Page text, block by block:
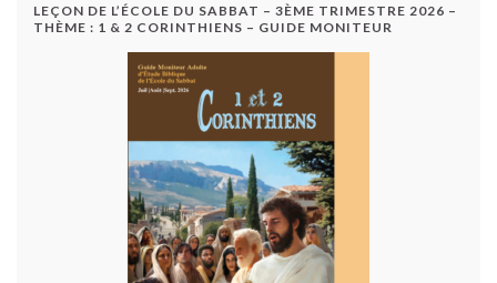
LEÇON DE L’ÉCOLE DU SABBAT – 3ÈME TRIMESTRE 2026 –
THÈME : 1 & 2 CORINTHIENS – GUIDE MONITEUR